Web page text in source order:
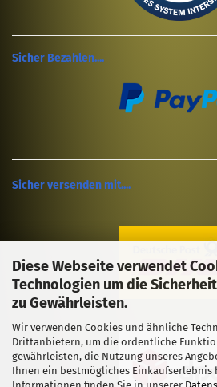
Diese Webseite verwendet
Technologien um die
zu Gewährleisten.
Wir verwenden Cookies und ähnliche
Drittanbietern, um die ordentliche
gewährleisten, die Nutzung unseres
Ihnen ein bestmögliches Einkaufserlebnis
Informationen finden Sie in unserer
Sicher Bezahlen....
Sicher versenden mit....